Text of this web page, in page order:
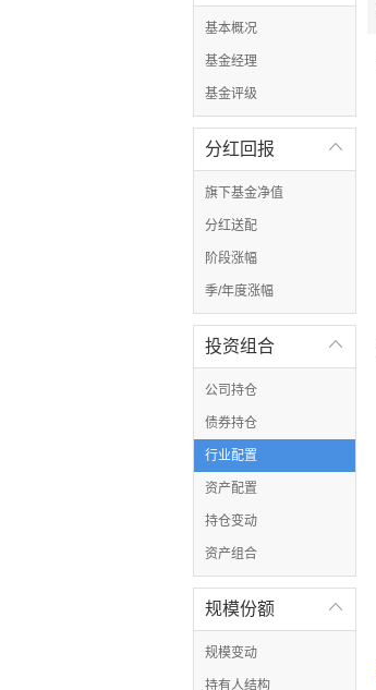
基本概况
基金经理
基金评级

分红回报
旗下基金净值
分红送配
阶段涨幅
季/年度涨幅

投资组合
公司持仓
债券持仓
行业配置
资产配置
持仓变动
资产组合

规模份额
规模变动
持有人结构